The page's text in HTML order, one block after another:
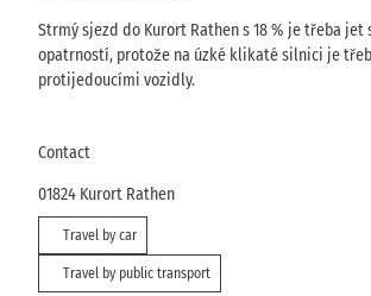
Strmý sjezd do Kurort Rathen s 18 % je třeba jet
opatrností, protože na úzké klikaté silnici je
protijedoucími vozidly.
Contact
01824 Kurort Rathen
Travel by car
Travel by public transport